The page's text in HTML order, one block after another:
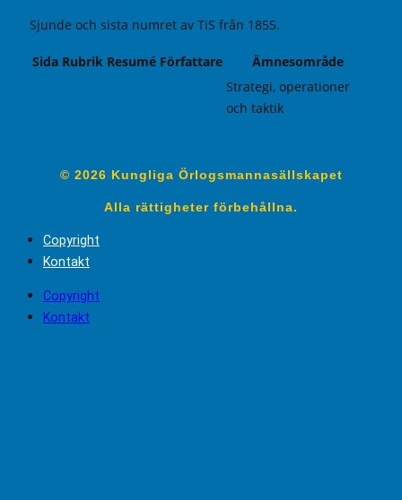
Sjunde och sista numret av TiS från 1855.
Sida Rubrik Resumé Författare
Ämnesområde
Strategi, operationer
och taktik
© 2026 Kungliga Örlogsmannasällskapet
Alla rättigheter förbehållna.
Copyright
Kontakt
Copyright
Kontakt